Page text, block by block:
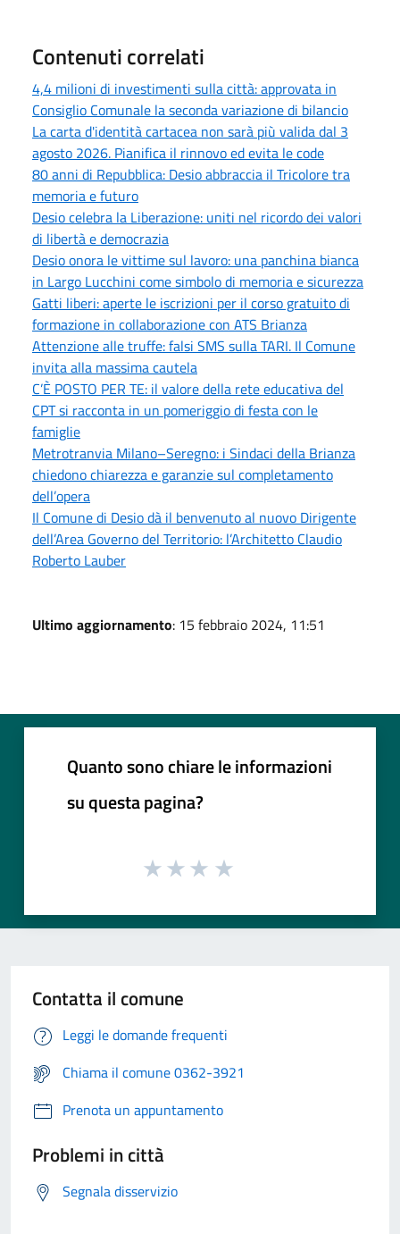
Contenuti correlati
4,4 milioni di investimenti sulla città: approvata in
Consiglio Comunale la seconda variazione di bilancio
La carta d'identità cartacea non sarà più valida dal 3
agosto 2026. Pianifica il rinnovo ed evita le code
80 anni di Repubblica: Desio abbraccia il Tricolore tra
memoria e futuro
Desio celebra la Liberazione: uniti nel ricordo dei valori
di libertà e democrazia
Desio onora le vittime sul lavoro: una panchina bianca
in Largo Lucchini come simbolo di memoria e sicurezza
Gatti liberi: aperte le iscrizioni per il corso gratuito di
formazione in collaborazione con ATS Brianza
Attenzione alle truffe: falsi SMS sulla TARI. Il Comune
invita alla massima cautela
C’È POSTO PER TE: il valore della rete educativa del
CPT si racconta in un pomeriggio di festa con le
famiglie
Metrotranvia Milano–Seregno: i Sindaci della Brianza
chiedono chiarezza e garanzie sul completamento
dell’opera
Il Comune di Desio dà il benvenuto al nuovo Dirigente
dell’Area Governo del Territorio: l’Architetto Claudio
Roberto Lauber
Ultimo aggiornamento: 15 febbraio 2024, 11:51
Quanto sono chiare le informazioni
su questa pagina?
Contatta il comune
Leggi le domande frequenti
Chiama il comune 0362-3921
Prenota un appuntamento
Problemi in città
Segnala disservizio